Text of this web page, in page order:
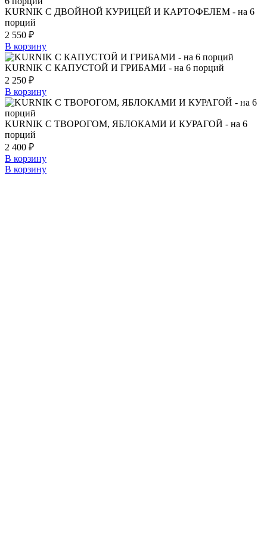
KURNIK С ДВОЙНОЙ КУРИЦЕЙ И КАРТОФЕЛЕМ - на 6
порций
2 550 ₽
В корзину
KURNIK С КАПУСТОЙ И ГРИБАМИ - на 6 порций
2 250 ₽
В корзину
KURNIK С ТВОРОГОМ, ЯБЛОКАМИ И КУРАГОЙ - на 6
порций
2 400 ₽
В корзину
В корзину